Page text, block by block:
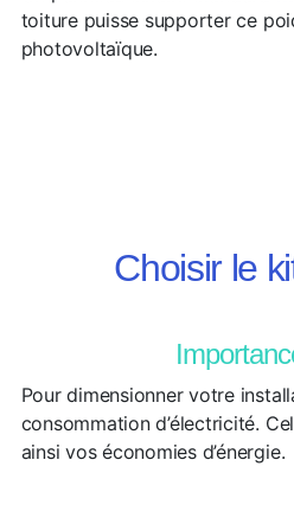
toiture puisse supporter ce
photovoltaïque.
Choisir le
Pour dimensionner votre
consommation d’électricité.
ainsi vos économies d’énergie.